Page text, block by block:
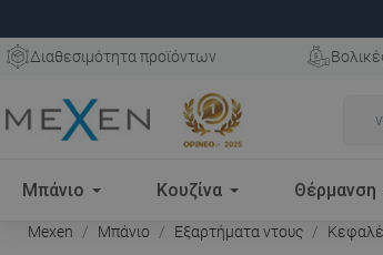
Διαθεσιμότητα προϊόντων
Μπάνιο Κουζίνα Θέρμανση
Mexen Μπάνιο Εξαρτήματα ντους